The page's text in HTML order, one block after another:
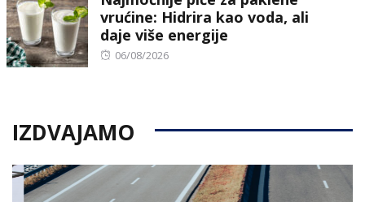
vrućine: Hidrira kao voda, ali
daje više energije
Posted
06/08/2026
IZDVAJAMO